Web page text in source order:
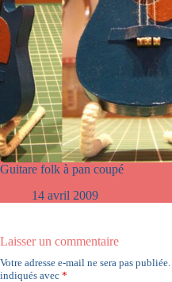
Guitare folk à pan coupé
14 avril 2009
Laisser un commentaire
Votre adresse e-mail ne sera pas publiée.
indiqués avec *